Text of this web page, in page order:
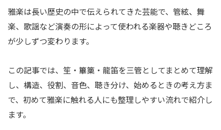
雅楽は長い歴史の中で伝えられてきた芸能で、管絃、舞
楽、歌謡など演奏の形によって使われる楽器や聴きどころ
が少しずつ変わります。
この記事では、笙・篳篥・龍笛を三管としてまとめて理解
し、構造、役割、音色、聴き分け、始めるときの考え方ま
で、初めて雅楽に触れる人にも整理しやすい流れで紹介し
ます。